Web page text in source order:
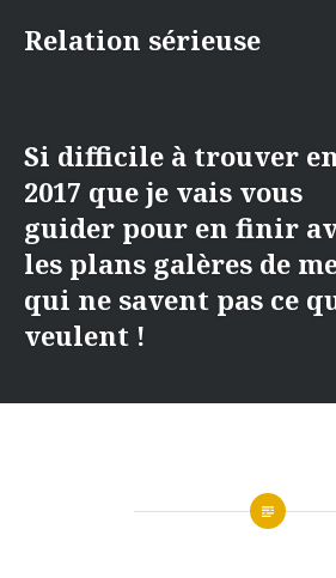
Relation sérieuse
Si difficile à trouver
2017 que je vais vous
guider pour en finir
les plans galères de
qui ne savent pas ce
veulent !